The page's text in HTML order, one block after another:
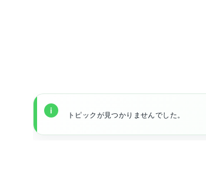
トピックが見つかりませんでした。